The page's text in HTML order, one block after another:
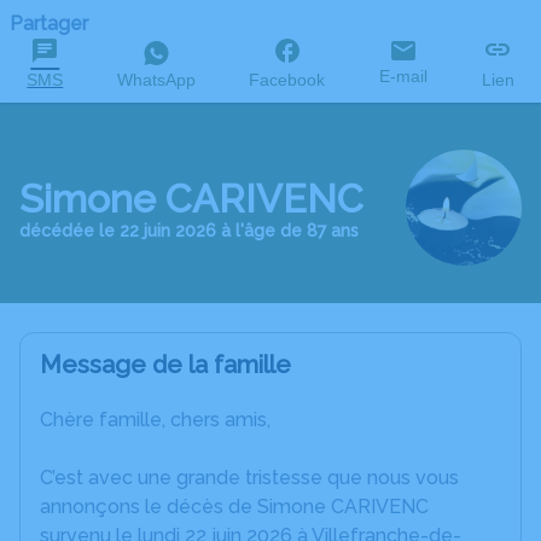
Partager
SMS WhatsApp Facebook E-mail Lien
Simone CARIVENC
décédée le 22 juin 2026 à l'âge de 87 ans
Message de la famille
Chère famille, chers amis,
C’est avec une grande tristesse que nous vous
annonçons le décès de Simone CARIVENC
survenu le lundi 22 juin 2026 à Villefranche-de-